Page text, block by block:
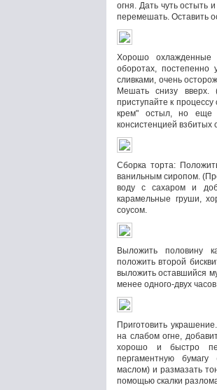
огня. Дать чуть остыть
перемешать. Оставить
Хорошо охлажденные
оборотах, постепенно
сливками, очень
Мешать снизу вверх.
приступайте к
крем" остыл, но еще
консистенцией взбитых
Сборка торта:
ванильным сиропом.
воду с сахаром и
карамельные груши,
соусом.
Выложить половину
положить второй
выложить оставшийся
менее одного-двух
Приготовить
на слабом огне,
хорошо и быстро
пергаментную бумагу
маслом) и размазать
помощью скалки